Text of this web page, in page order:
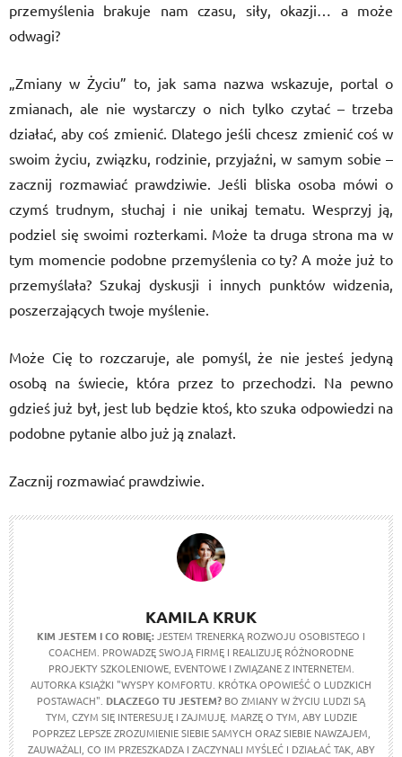
przemyślenia brakuje nam czasu, siły, okazji… a może
odwagi?
„Zmiany w Życiu” to, jak sama nazwa wskazuje, portal o
zmianach, ale nie wystarczy o nich tylko czytać – trzeba
działać, aby coś zmienić. Dlatego jeśli chcesz zmienić coś w
swoim życiu, związku, rodzinie, przyjaźni, w samym sobie –
zacznij rozmawiać prawdziwie. Jeśli bliska osoba mówi o
czymś trudnym, słuchaj i nie unikaj tematu. Wesprzyj ją,
podziel się swoimi rozterkami. Może ta druga strona ma w
tym momencie podobne przemyślenia co ty? A może już to
przemyślała? Szukaj dyskusji i innych punktów widzenia,
poszerzających twoje myślenie.
Może Cię to rozczaruje, ale pomyśl, że nie jesteś jedyną
osobą na świecie, która przez to przechodzi. Na pewno
gdzieś już był, jest lub będzie ktoś, kto szuka odpowiedzi na
podobne pytanie albo już ją znalazł.
Zacznij rozmawiać prawdziwie.
KAMILA KRUK
KIM JESTEM I CO ROBIĘ:JESTEM TRENERKĄ ROZWOJU OSOBISTEGO I
COACHEM. PROWADZĘ SWOJĄ FIRMĘ I REALIZUJĘ RÓŻNORODNE
PROJEKTY SZKOLENIOWE, EVENTOWE I ZWIĄZANE Z INTERNETEM.
AUTORKA KSIĄŻKI "WYSPY KOMFORTU. KRÓTKA OPOWIEŚĆ O LUDZKICH
POSTAWACH". DLACZEGO TU JESTEM? BO ZMIANY W ŻYCIU LUDZI SĄ
TYM, CZYM SIĘ INTERESUJĘ I ZAJMUJĘ. MARZĘ O TYM, ABY LUDZIE
POPRZEZ LEPSZE ZROZUMIENIE SIEBIE SAMYCH ORAZ SIEBIE NAWZAJEM,
ZAUWAŻALI, CO IM PRZESZKADZA I ZACZYNALI MYŚLEĆ I DZIAŁAĆ TAK, ABY